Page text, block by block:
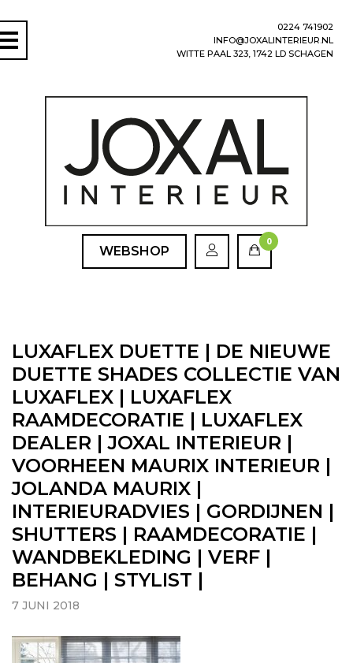
0224 741902
INFO@JOXALINTERIEUR.NL
WITTE PAAL 323, 1742 LD SCHAGEN
WEBSHOP
0
LUXAFLEX DUETTE | DE NIEUWE
DUETTE SHADES COLLECTIE VAN
LUXAFLEX | LUXAFLEX
RAAMDECORATIE | LUXAFLEX
DEALER | JOXAL INTERIEUR |
VOORHEEN MAURIX INTERIEUR |
JOLANDA MAURIX |
INTERIEURADVIES | GORDIJNEN |
SHUTTERS | RAAMDECORATIE |
WANDBEKLEDING | VERF |
BEHANG | STYLIST |
7 JUNI 2018